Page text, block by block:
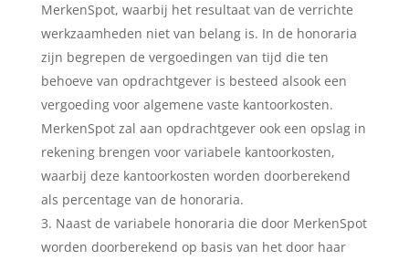
MerkenSpot, waarbij het resultaat van de verrichte
werkzaamheden niet van belang is. In de honoraria
zijn begrepen de vergoedingen van tijd die ten
behoeve van opdrachtgever is besteed alsook een
vergoeding voor algemene vaste kantoorkosten.
MerkenSpot zal aan opdrachtgever ook een opslag in
rekening brengen voor variabele kantoorkosten,
waarbij deze kantoorkosten worden doorberekend
als percentage van de honoraria.
Naast de variabele honoraria die door MerkenSpot
worden doorberekend op basis van het door haar